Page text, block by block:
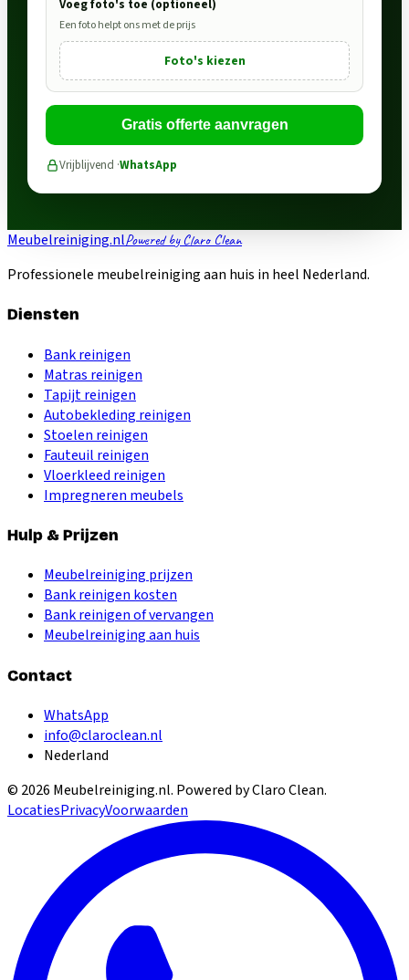
Voeg foto's toe (optioneel)
Een foto helpt ons met de prijs
Foto's kiezen
Gratis offerte aanvragen
Vrijblijvend ·WhatsApp
Meubelreiniging.nlPowered by Claro Clean
Professionele meubelreiniging aan huis in heel Nederland.
Diensten
Bank reinigen
Matras reinigen
Tapijt reinigen
Autobekleding reinigen
Stoelen reinigen
Fauteuil reinigen
Vloerkleed reinigen
Impregneren meubels
Hulp & Prijzen
Meubelreiniging prijzen
Bank reinigen kosten
Bank reinigen of vervangen
Meubelreiniging aan huis
Contact
WhatsApp
info@claroclean.nl
Nederland
© 2026 Meubelreiniging.nl. Powered by Claro Clean.
LocatiesPrivacyVoorwaarden